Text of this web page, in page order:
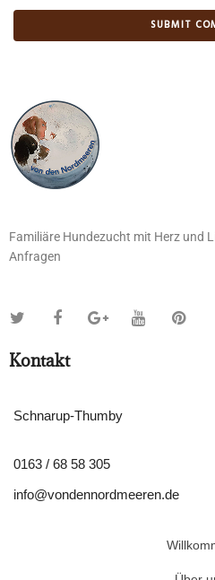
Familiäre Hundezucht mit Herz und
Anfragen
Kontakt
Schnarup-Thumby
0163 / 68 58 305
info@vondennordmeeren.de